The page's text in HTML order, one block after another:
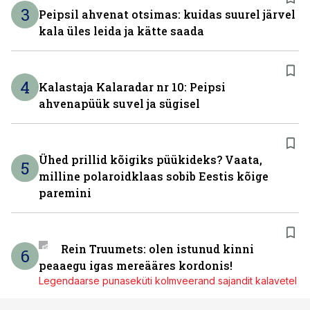
3
Peipsil ahvenat otsimas: kuidas suurel järvel
kala üles leida ja kätte saada
4
Kalastaja Kalaradar nr 10: Peipsi
ahvenapüük suvel ja sügisel
5
Ühed prillid kõigiks püükideks? Vaata,
milline polaroidklaas sobib Eestis kõige
paremini
6
Rein Truumets: olen istunud kinni
peaaegu igas mereääres kordonis!
Legendaarse punaseküti kolmveerand sajandit kalavetel